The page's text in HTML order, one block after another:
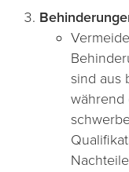
sind aus
während